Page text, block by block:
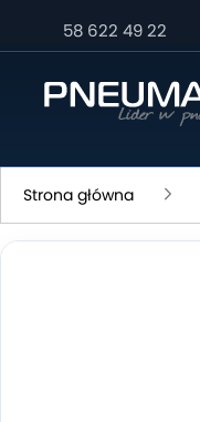
58 622 49 22
Strona główna